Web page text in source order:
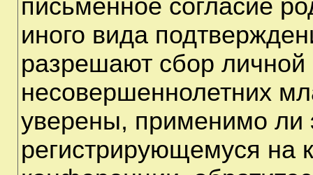
письменное согласие
иного вида
разрешают сбор
несовершеннолетних
уверены, применимо ли
регистрирующемуся на